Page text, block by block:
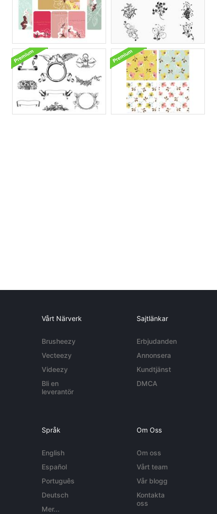
Vårt Närverk
Brusheezy
Vecteezy
Videezy
Bli en
leverantör
Sajtlänkar
Erbjudanden
Annonsera
Kundtjänst
DMCA
Språk
English
Español
Português
Deutsch
Mer...
Om Oss
Om oss
Vårt team
Vår blogg
Kontakta
oss